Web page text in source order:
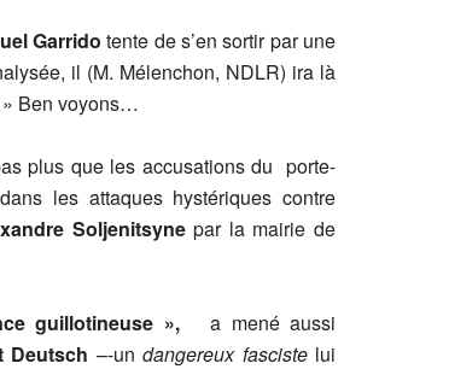
Garrido tente de s’en sortir par une
il (M. Mélenchon, NDLR) ira là
» Ben voyons…
plus que les accusations du porte-
les attaques hystériques contre
Soljenitsynepar la mairie de
guillotineuse »,
a mené aussi
Deutsch –-undangereux fascistelui